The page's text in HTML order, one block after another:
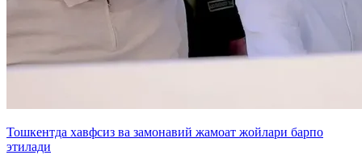
Тошкентда хавфсиз ва замонавий жамоат жойлари барпо
этилади